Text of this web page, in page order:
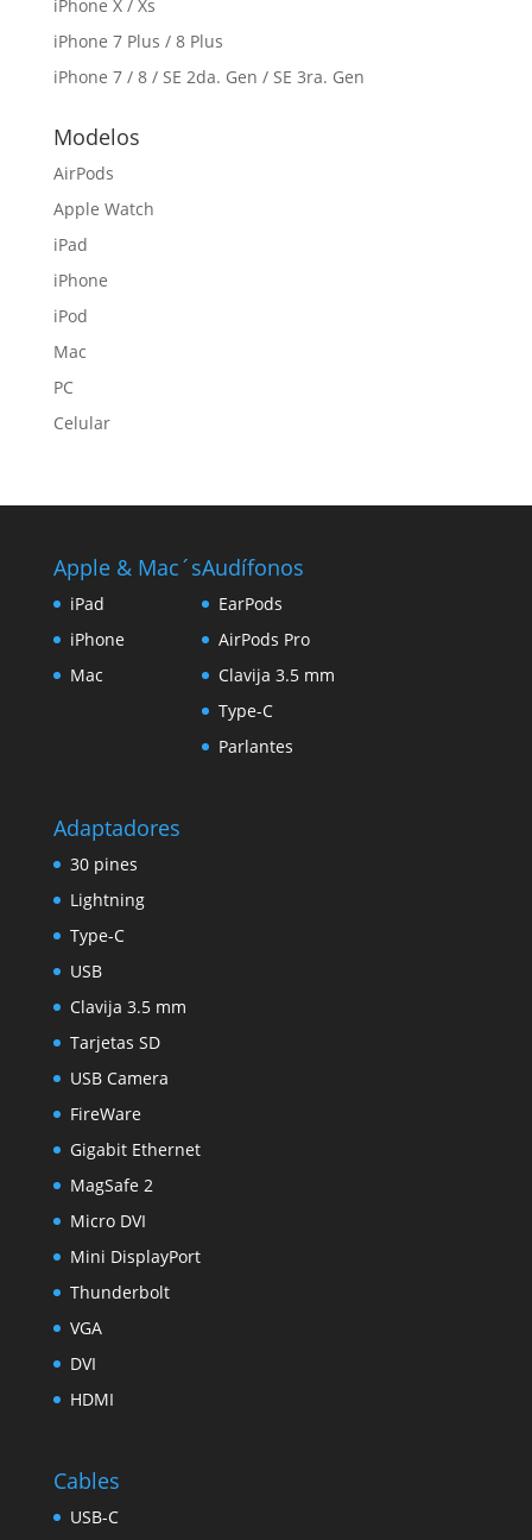
iPhone X / Xs
iPhone 7 Plus / 8 Plus
iPhone 7 / 8 / SE 2da. Gen / SE 3ra. Gen
Modelos
AirPods
Apple Watch
iPad
iPhone
iPod
Mac
PC
Celular
Apple & Mac´s
iPad
iPhone
Mac
Audífonos
EarPods
AirPods Pro
Clavija 3.5 mm
Type-C
Parlantes
Adaptadores
30 pines
Lightning
Type-C
USB
Clavija 3.5 mm
Tarjetas SD
USB Camera
FireWare
Gigabit Ethernet
MagSafe 2
Micro DVI
Mini DisplayPort
Thunderbolt
VGA
DVI
HDMI
Cables
USB-C